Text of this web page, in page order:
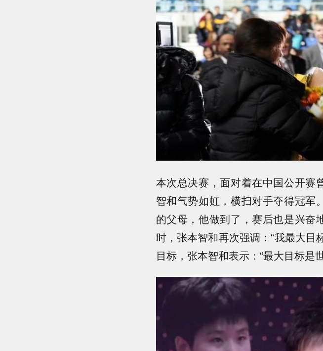
本次总决赛，面对着在中国公开赛
智和气势如虹，横扫对手夺得冠军
的父母，他做到了，赛后也是兴奋
时，张本智和再次强调：“我最大目
目标，张本智和表示：“最大目标是